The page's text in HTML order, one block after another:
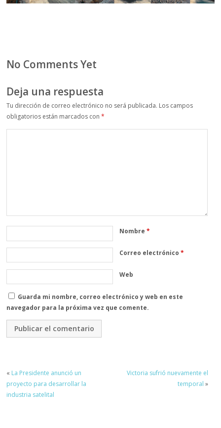
No Comments Yet
Deja una respuesta
Tu dirección de correo electrónico no será publicada. Los campos
obligatorios están marcados con*
Nombre*
Correo electrónico*
Web
Guarda mi nombre, correo electrónico y web en este
navegador para la próxima vez que comente.
« La Presidente anunció un
proyecto para desarrollar la
industria satelital
Victoria sufrió nuevamente el
temporal »